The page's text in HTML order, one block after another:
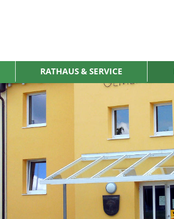
RATHAUS & SERVICE